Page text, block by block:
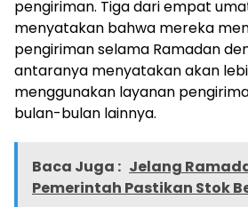
pengiriman. Tiga dari empat
menyatakan bahwa mereka
pengiriman selama Ramadan
antaranya menyatakan akan
menggunakan layanan
bulan-bulan lainnya.
Baca Juga : Jelang
Pemerintah Pastikan Stok